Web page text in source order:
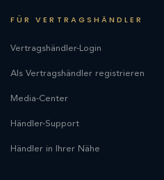
FÜR VERTRAGSHÄNDLER
Vertragshändler-Login
Als Vertragshändler registrieren
Media-Center
Händler-Support
Händler in Ihrer Nähe